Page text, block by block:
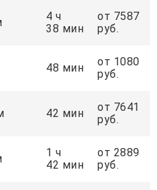
4 ч
38 мин
от 7587
руб.
48 мин
от 1080
руб.
42 мин
от 7641
руб.
1 ч
42 мин
от 2889
руб.